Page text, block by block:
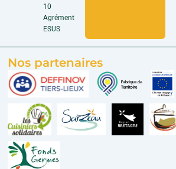
10
Agrément
ESUS
Nos partenaires